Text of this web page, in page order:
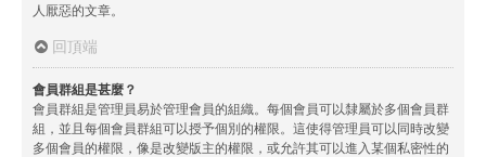
人厭惡的文章。
回頂端
會員群組是甚麼？
會員群組是管理員易於管理會員的組織。每個會員可以隸屬於多個會員群
組，並且每個會員群組可以授予個別的權限。這使得管理員可以同時改變
多個會員的權限，像是改變版主的權限，或允許其可以進入某個私密性的